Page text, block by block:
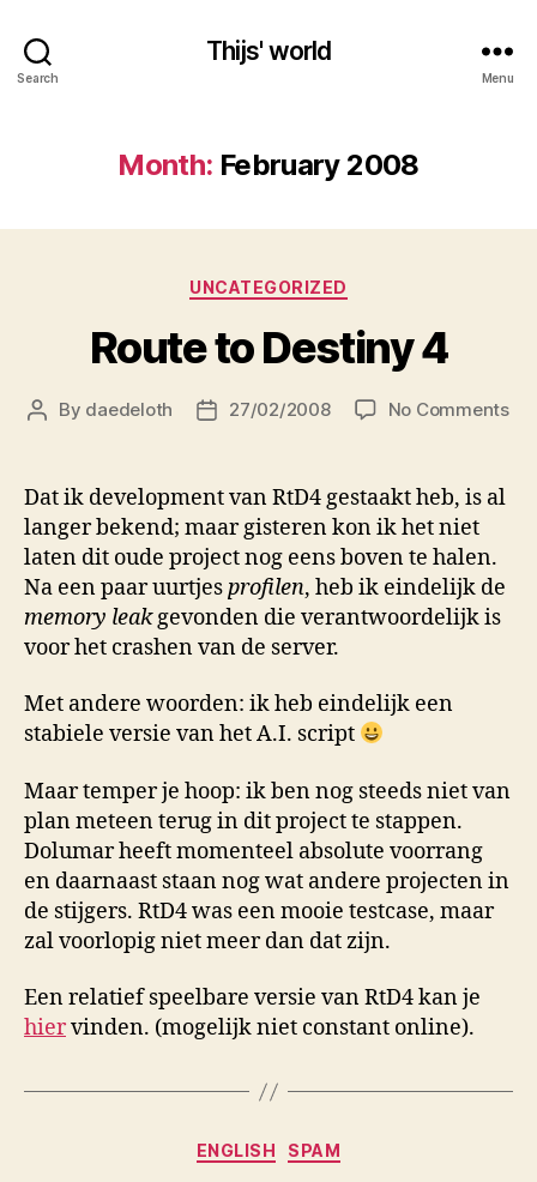
Search
Thijs' world
Menu
Month: February 2008
Categories
UNCATEGORIZED
Route to Destiny 4
Post
By daedeloth
Post27/02/2008 No Commentson
Dat ik development van RtD4 gestaakt heb, is al
langer bekend; maar gisteren kon ik het niet
laten dit oude project nog eens boven te halen.
Na een paar uurtjesprofilen, heb ik eindelijk de
memory leakgevonden die verantwoordelijk is
voor het crashen van de server.
Met andere woorden: ik heb eindelijk een
stabiele versie van het A.I. script
Maar temper je hoop: ik ben nog steeds niet van
plan meteen terug in dit project te stappen.
Dolumar heeft momenteel absolute voorrang
en daarnaast staan nog wat andere projecten in
de stijgers. RtD4 was een mooie testcase, maar
zal voorlopig niet meer dan dat zijn.
Een relatief speelbare versie van RtD4 kan je
hiervinden. (mogelijk niet constant online).
Categories
ENGLISH SPAM